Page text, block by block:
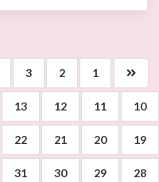
1
2
3
10
11
12
13
19
20
21
22
28
29
30
31